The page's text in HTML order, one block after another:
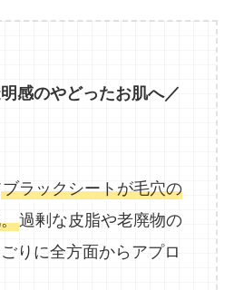
感のやどったお肌へ／
ブラックシートが毛穴の
過剰な皮脂や老廃物の
りに全方面からアプロ